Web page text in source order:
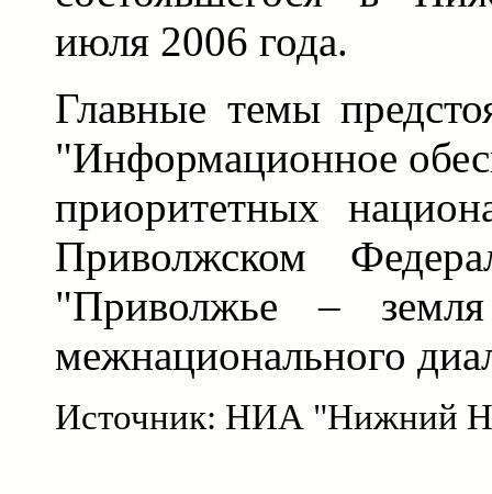
июля 2006 года.
Главные темы
"Информационное
приоритетных
Приволжском
"Приволжье –
межнационального
Источник: НИА "Нижний